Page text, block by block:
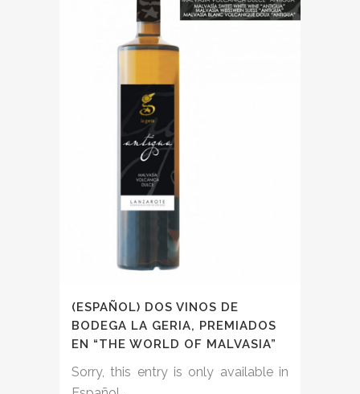
(ESPAÑOL) DOS VINOS DE
BODEGA LA GERIA, PREMIADOS
EN “THE WORLD OF MALVASIA”
Sorry, this entry is only available in